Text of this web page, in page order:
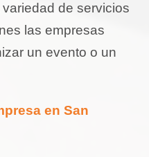
de servicios
las empresas
un evento o un
en San